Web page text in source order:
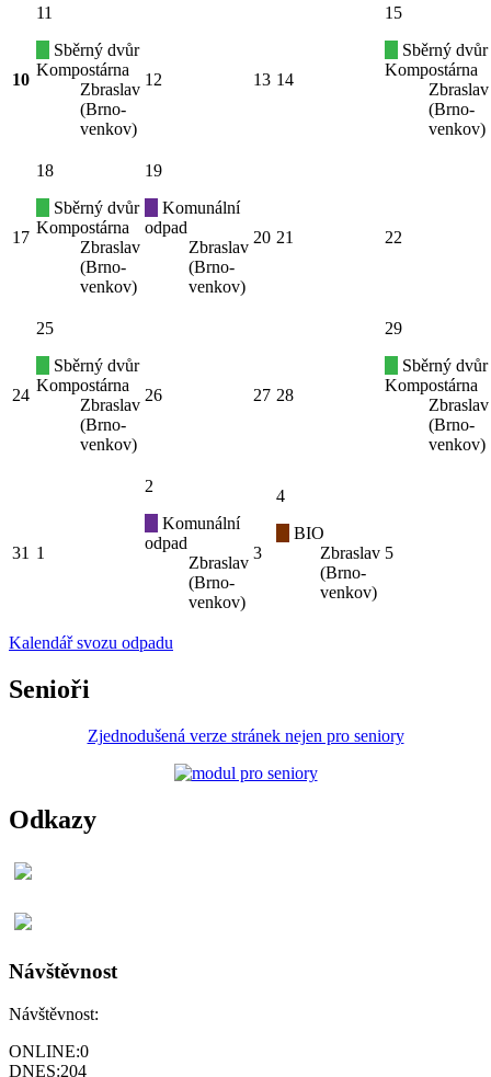
10
11
Sběrný dvůr
Kompostárna
Zbraslav
(Brno-
venkov)
12 13 14
15
Sběrný dvůr
Kompostárna
Zbraslav
(Brno-
venkov)
17
18
Sběrný dvůr
Kompostárna
Zbraslav
(Brno-
venkov)
19
Komunální
odpad
Zbraslav
(Brno-
venkov)
20 21 22
24
25
Sběrný dvůr
Kompostárna
Zbraslav
(Brno-
venkov)
26 27 28
29
Sběrný dvůr
Kompostárna
Zbraslav
(Brno-
venkov)
31 1
2
Komunální
odpad
Zbraslav
(Brno-
venkov)
3
4
BIO
Zbraslav
(Brno-
venkov)
5
Kalendář svozu odpadu
Senioři
Zjednodušená verze stránek nejen pro seniory
Odkazy
Návštěvnost
Návštěvnost:
ONLINE:0
DNES:204